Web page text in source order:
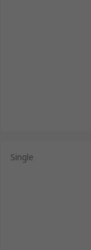
Single